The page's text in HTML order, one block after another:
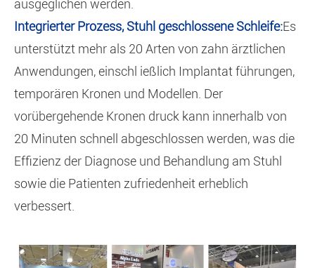
ausgeglichen werden.
Integrierter Prozess, Stuhl geschlossene Schleife:Es
unterstützt mehr als 20 Arten von zahn ärztlichen
Anwendungen, einschl ießlich Implantat führungen,
temporären Kronen und Modellen. Der
vorübergehende Kronen druck kann innerhalb von
20 Minuten schnell abgeschlossen werden, was die
Effizienz der Diagnose und Behandlung am Stuhl
sowie die Patienten zufriedenheit erheblich
verbessert.